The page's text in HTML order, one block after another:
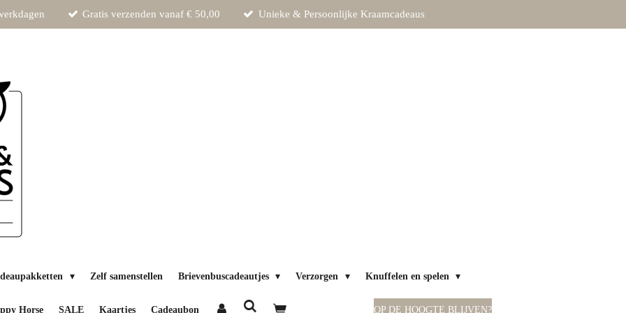
Gratis verzenden vanaf € 50,00 Unieke & Persoonlijke Kraamcadeaus
Zelf samenstellen Brievenbuscadeautjes Verzorgen Knuffelen en spelen
Horse SALE Kaartjes Cadeaubon OP DE HOOGTE BLIJVEN?